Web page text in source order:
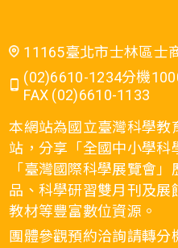
11165臺北市士林區士
(02)6610-1234分機
FAX (02)6610-1133
本網站為國立臺灣科學教
站，分享「全國中小學科
「臺灣國際科學展覽會
品、科學研習雙月刊及展
教材等豐富數位資源。
團體參觀預約洽詢請轉分